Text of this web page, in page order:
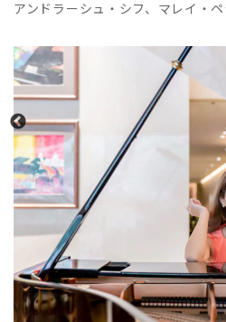
アンドラーシュ・シフ、マレイ・